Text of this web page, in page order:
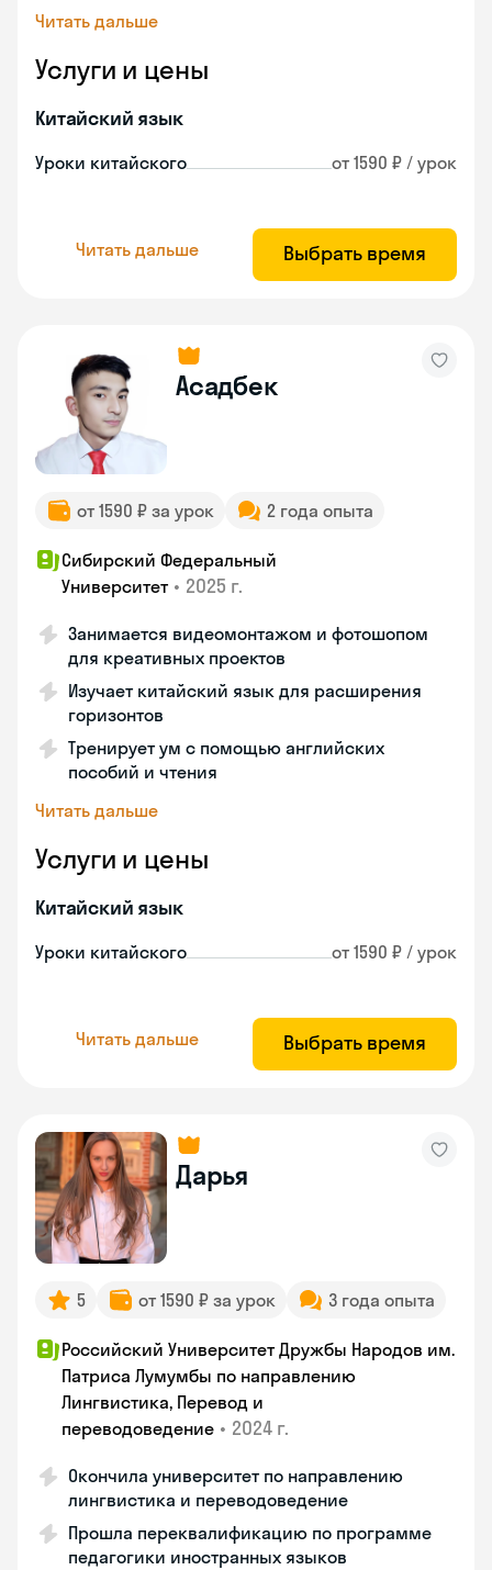
Читать дальше
Услуги и цены
Китайский язык
Уроки китайского от 1590 ₽ / урок
Читать дальше Выбрать время
Асадбек
от 1590 ₽ за урок 2 года опыта
Сибирский Федеральный
Университет • 2025 г.
Занимается видеомонтажом и фотошопом
для креативных проектов
Изучает китайский язык для расширения
горизонтов
Тренирует ум с помощью английских
пособий и чтения
Читать дальше
Услуги и цены
Китайский язык
Уроки китайского от 1590 ₽ / урок
Читать дальше Выбрать время
Дарья
5 от 1590 ₽ за урок 3 года опыта
Российский Университет Дружбы Народов им.
Патриса Лумумбы по направлению
Лингвистика, Перевод и
переводоведение • 2024 г.
Окончила университет по направлению
лингвистика и переводоведение
Прошла переквалификацию по программе
педагогики иностранных языков